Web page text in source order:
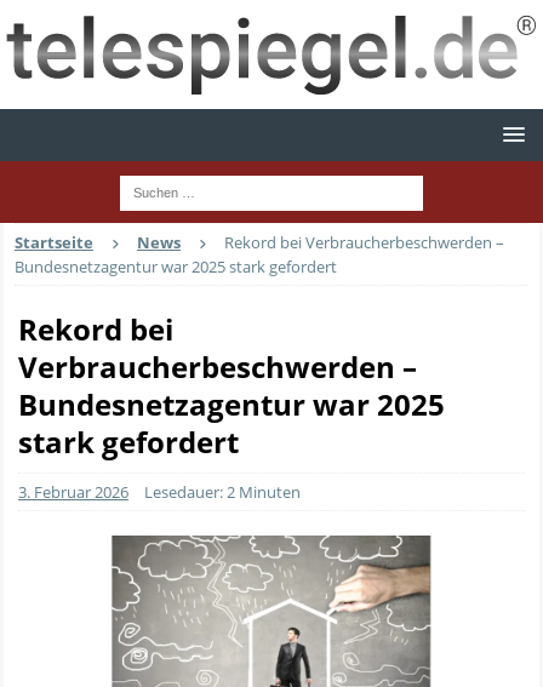
Startseite News
Rekord bei Verbraucherbeschwerden –
Bundesnetzagentur war 2025 stark gefordert
Rekord bei
Verbraucherbeschwerden –
Bundesnetzagentur war 2025
stark gefordert
3. Februar 2026 Lesedauer: 2 Minuten